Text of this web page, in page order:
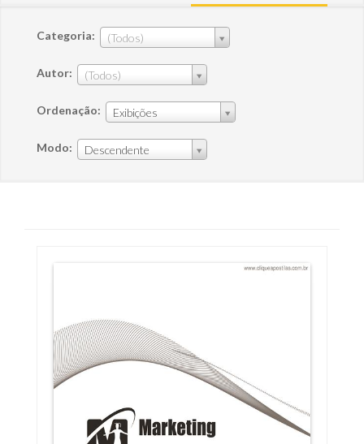
Categoria: (Todos)
Autor: (Todos)
Ordenação: Exibições
Modo: Descendente